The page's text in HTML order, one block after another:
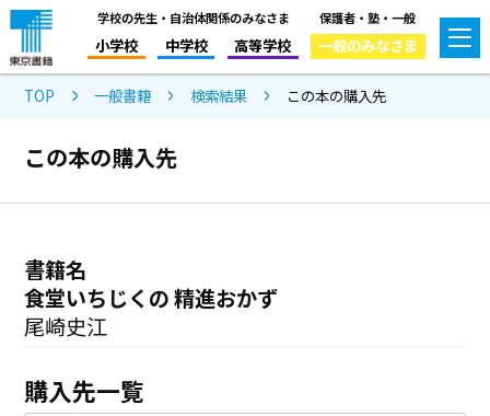
学校の先生・自治体関係のみなさま
小学校 中学校 高等学校
保護者・塾・一般
一般のみなさま
TOP 一般書籍 検索結果 この本の購入先
この本の購入先
書籍名
食堂いちじくの 精進おかず
尾崎史江
購入先一覧